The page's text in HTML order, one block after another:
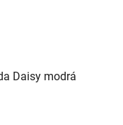
Daisy modrá